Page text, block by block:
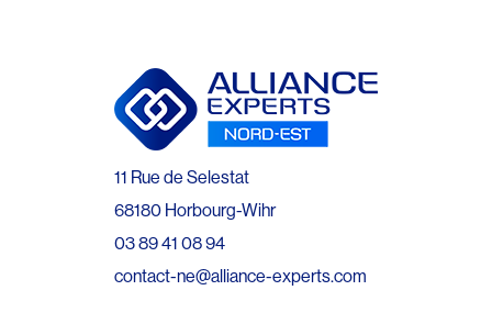
11 Rue de Selestat
68180 Horbourg-Wihr
03 89 41 08 94
contact-ne@alliance-experts.com